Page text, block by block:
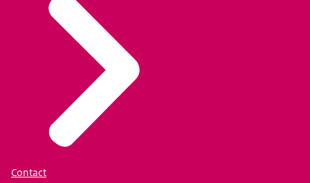
Contact